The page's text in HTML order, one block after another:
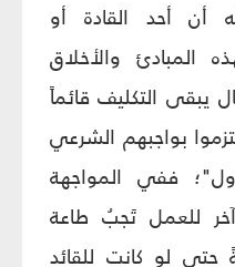
أن أحد القادة أو
المبادئ‏ والأخلاق
يبقى التكليف قائماً
بواجبهم الشرعي
ففي المواجهة
للعمل تَجبُ طاعة
لو كانت للقائد